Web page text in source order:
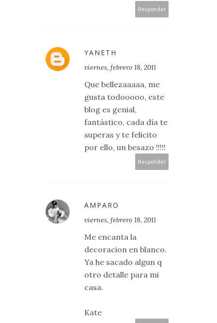
Responder
YANETH
viernes, febrero 18, 2011
Que bellezaaaaa, me
gusta todooooo, este
blog es genial,
fantástico, cada día te
superas y te felicito
por ello, un besazo !!!!!
Responder
AMPARO
viernes, febrero 18, 2011
Me encanta la
decoracion en blanco.
Ya he sacado algun q
otro detalle para mi
casa.
Kate